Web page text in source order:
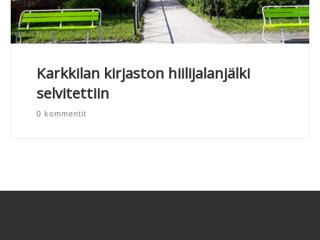
Karkkilan kirjaston hiilijalanjälki
selvitettiin
0 kommentit